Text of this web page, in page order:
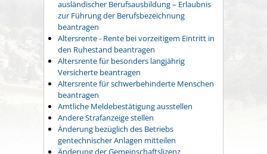
ausländischer Berufsausbildung – Erlaubnis
zur Führung der Berufsbezeichnung
beantragen
Altersrente - Rente bei vorzeitigem Eintritt in
den Ruhestand beantragen
Altersrente für besonders langjährig
Versicherte beantragen
Altersrente für schwerbehinderte Menschen
beantragen
Amtliche Meldebestätigung ausstellen
Andere Strafanzeige stellen
Änderung bezüglich des Betriebs
gentechnischer Anlagen mitteilen
Änderung der Gemeinschaftslizenz